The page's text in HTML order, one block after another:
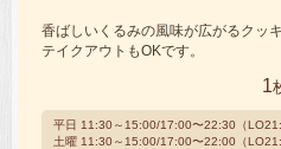
香ばしいくるみの風味が広がるクッ
テイクアウトもOKです。
1
平日 11:30～15:00/17:00〜22:30（
土曜 11:30～15:00/17:00〜22:00（